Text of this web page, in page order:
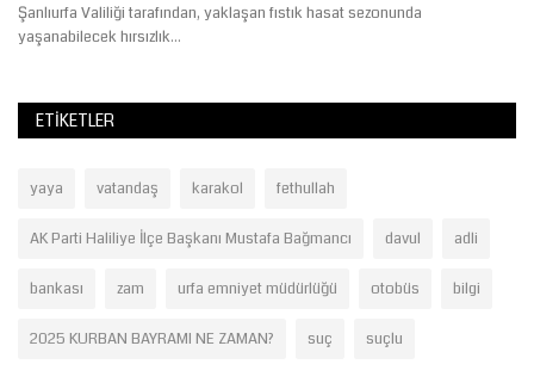
Şanlıurfa Valiliği tarafından, yaklaşan fıstık hasat sezonunda
yaşanabilecek hırsızlık...
ETIKETLER
yaya vatandaş karakol fethullah
AK Parti Haliliye İlçe Başkanı Mustafa Bağmancı davul adli
bankası zam urfa emniyet müdürlüğü otobüs bilgi
2025 KURBAN BAYRAMI NE ZAMAN? suç suçlu